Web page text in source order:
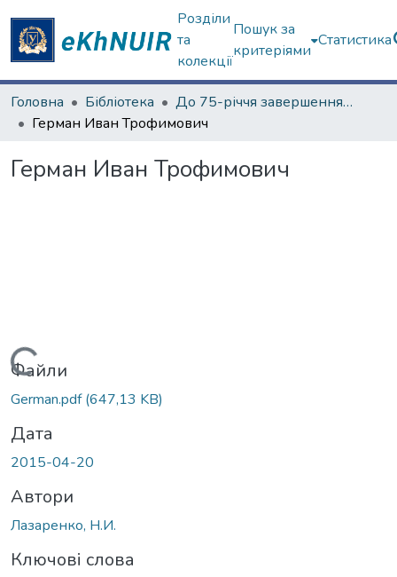
Розділи
та
колекції
Пошук за
критеріями
Статистика
Головна Бібліотека
До 75-річчя завершення Другої світової війни
Герман Иван Трофимович
Герман Иван Трофимович
Вантажиться...
Файли
German.pdf(647,13 KB)
Дата
2015-04-20
Автори
Лазаренко, Н.И.
Ключові слова